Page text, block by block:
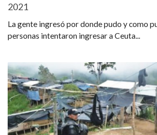
2021
La gente ingresó por donde pudo y como
personas intentaron ingresar a Ceuta...